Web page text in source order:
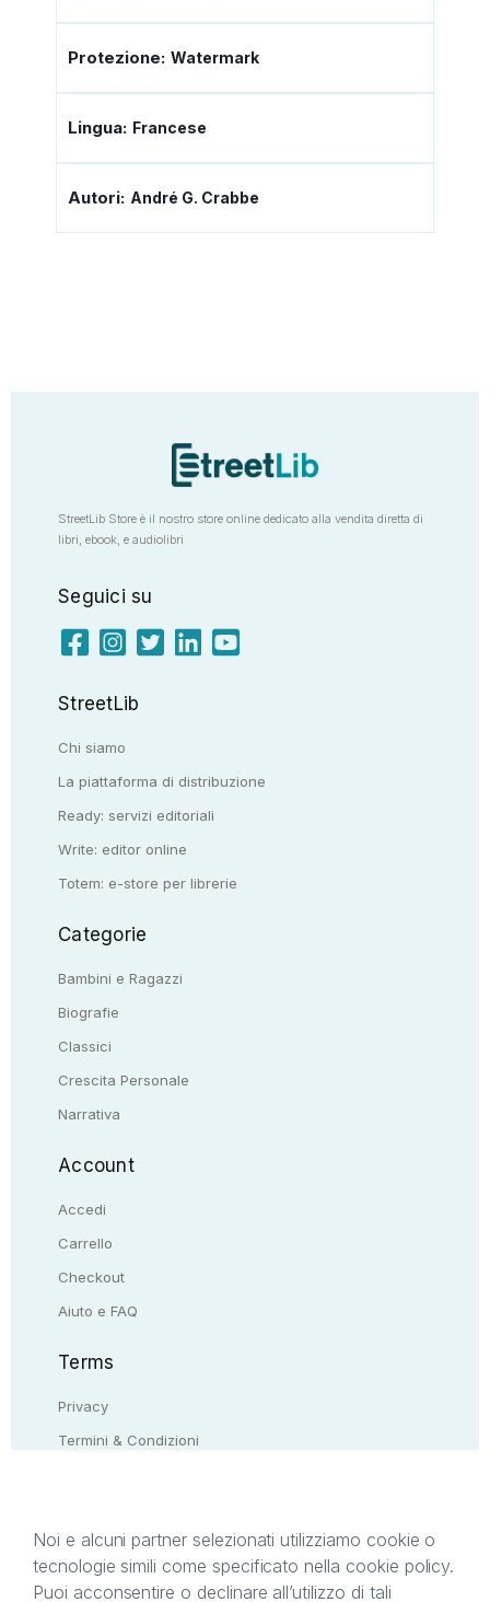
Protezione: Watermark
Lingua: Francese
Autori: André G. Crabbe
StreetLib Store è il nostro store online dedicato alla vendita diretta di
libri, ebook, e audiolibri
Seguici su
StreetLib
Chi siamo
La piattaforma di distribuzione
Ready: servizi editoriali
Write: editor online
Totem: e-store per librerie
Categorie
Bambini e Ragazzi
Biografie
Classici
Crescita Personale
Narrativa
Account
Accedi
Carrello
Checkout
Aiuto e FAQ
Terms
Privacy
Termini & Condizioni
Il presente sito web è di proprietà di StreetLib S.r.l.
Noi e alcuni partner selezionati utilizziamo cookie o
tecnologie simili come specificato nella cookie policy.
Puoi acconsentire o declinare all’utilizzo di tali